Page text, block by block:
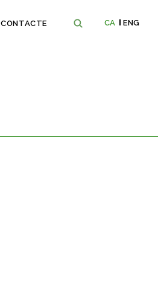
CONTACTE CA ENG